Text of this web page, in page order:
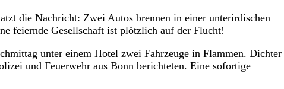
die Nachricht: Zwei Autos brennen in einer unterirdischen
feiernde Gesellschaft ist plötzlich auf der Flucht!
unter einem Hotel zwei Fahrzeuge in Flammen. Dichter
und Feuerwehr aus Bonn berichteten. Eine sofortige